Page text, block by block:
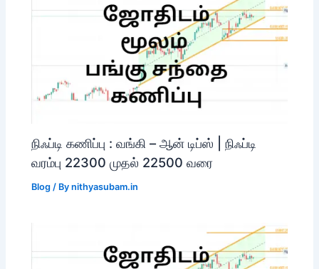
நிஃப்டி கணிப்பு : வங்கி – ஆன் டிப்ஸ் | நிஃப்டி
வரம்பு 22300 முதல் 22500 வரை
Blog / Bynithyasubam.in